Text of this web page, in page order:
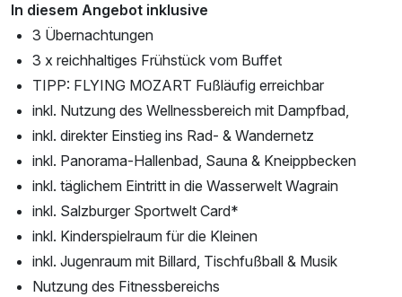
In diesem Angebot inklusive
3 Übernachtungen
3 x reichhaltiges Frühstück vom Buffet
TIPP: FLYING MOZART Fußläufig erreichbar
inkl. Nutzung des Wellnessbereich mit Dampfbad,
inkl. direkter Einstieg ins Rad- & Wandernetz
inkl. Panorama-Hallenbad, Sauna & Kneippbecken
inkl. täglichem Eintritt in die Wasserwelt Wagrain
inkl. Salzburger Sportwelt Card*
inkl. Kinderspielraum für die Kleinen
inkl. Jugenraum mit Billard, Tischfußball & Musik
Nutzung des Fitnessbereichs